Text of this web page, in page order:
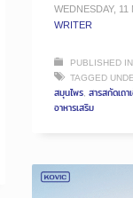
WEDNESDAY,
WRITER
PUBLISHED IN
TAGGED
สมุนไพร, สารสกัดเถ
อาหารเสริม